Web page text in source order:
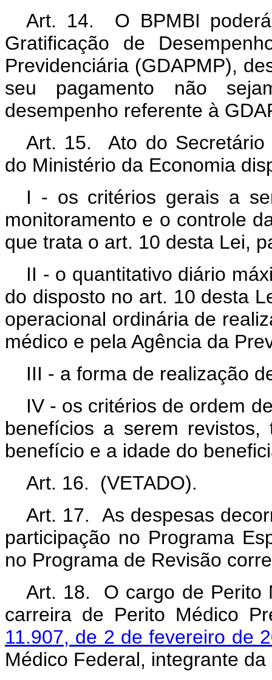
Art. 14. O BPMBI
Gratificação de
Previdenciária (GDAPMP),
seu pagamento não
desempenho referente à
Art. 15. Ato do Secretário
do Ministério da Economia
I - os critérios gerais a
monitoramento e o controle
que trata o art. 10 desta Lei,
II - o quantitativo diário
do disposto no art. 10 desta
operacional ordinária de
médico e pela Agência da
III - a forma de realização
IV - os critérios de ordem
benefícios a serem
benefício e a idade do
Art. 16. (VETADO).
Art. 17. As despesas
participação no Programa
no Programa de Revisão
Art. 18. O cargo de Perito
carreira de Perito Médico
11.907, de 2 de fevereiro de
Médico Federal, integrante